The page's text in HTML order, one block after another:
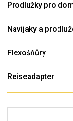
Prodlužky pro
Navijaky a
Flexošňůry
Reiseadapter